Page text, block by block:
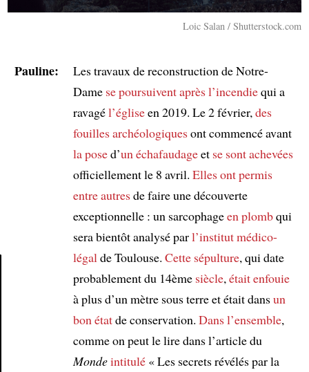
Loic Salan / Shutterstock.com
Pauline:
Les travaux de reconstruction de Notre-
Dame se poursuiventaprès l’incendiequi a
ravagél’égliseen 2019. Le 2 février, des
fouilles archéologiquesont commencé avant
la posed’un échafaudageet se sont achevées
officiellement le 8 avril. Elles ont permis
entre autresde faire une découverte
exceptionnelle : un sarcophageen plombqui
sera bientôt analysé parl’institut médico-
légal de Toulouse. Cette sépulture, qui date
probablement du 14ème siècle, était enfouie
à plus d’un mètre sous terre et était dansun
bon étatde conservation. Dans l’ensemble,
comme on peut le lire dans l’article du
Mondeintitulé« Les secrets révélés par la